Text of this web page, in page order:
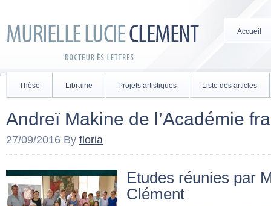
Accueil
Thèse Librairie Projets artistiques Liste des articles
Andreï Makine de l’Académie
27/09/2016 By floria
Etudes réunies par
Clément